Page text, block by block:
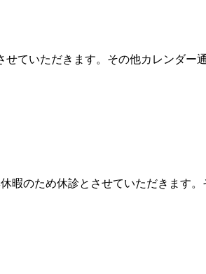
せていただきます。その他カレンダ
暇のため休診とさせていただきます